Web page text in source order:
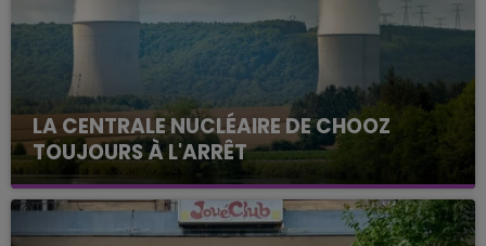
LA CENTRALE NUCLÉAIRE DE CHOOZ
TOUJOURS À L'ARRÊT
Cela fait déjà une semaine que la centrale
nucléaire ardennaise est à l'arrêt. Une situation
justifiée par la sécheresse intense qui est toujours